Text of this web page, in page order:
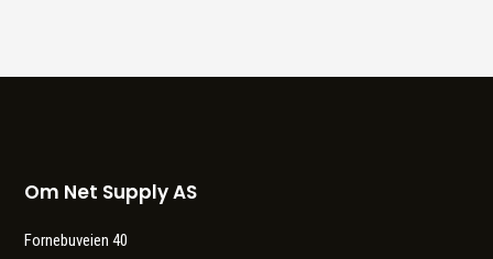
Om Net Supply AS
Fornebuveien 40